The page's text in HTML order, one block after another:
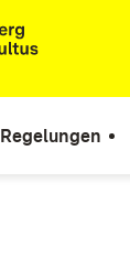
Regelungen